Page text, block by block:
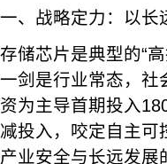
一、战略定力：以长
存储芯片是典型的“
一剑是行业常态，社
资为主导首期投入
减投入，咬定自主可
产业安全与长远发展